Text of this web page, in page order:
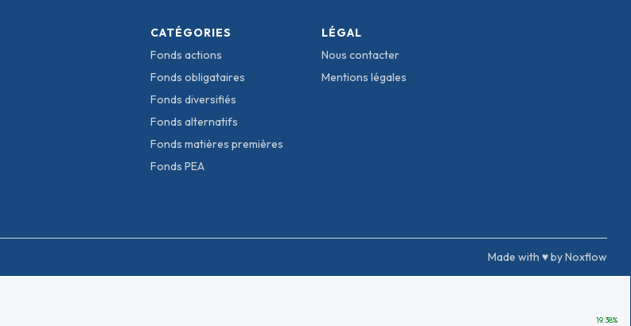
CATÉGORIES
Fonds actions
Fonds obligataires
Fonds diversifiés
Fonds alternatifs
Fonds matières premières
Fonds PEA
LÉGAL
Nous contacter
Mentions légales
Made with ♥ by Noxflow
19.38%